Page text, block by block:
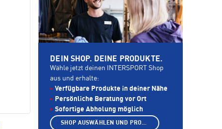
DEIN SHOP. DEINE PRODUKTE.
Wähle jetzt deinen INTERSPORT Shop
aus und erhalte:
Verfügbare Produkte in deiner Nähe
Persönliche Beratung vor Ort
Sofortige Abholung möglich
SHOP AUSWÄHLEN UND PRODUKTE ANZEIGEN